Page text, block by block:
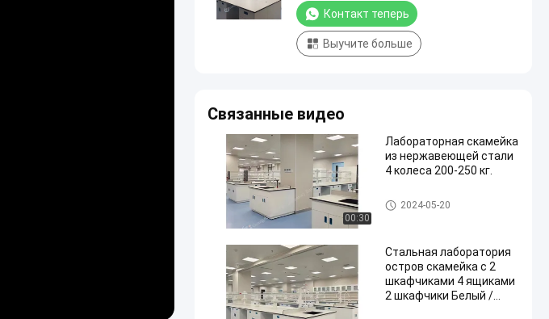
Контакт теперь
Выучите больше
Связанные видео
00:30
Лабораторная скамейка
из нержавеющей стали
4 колеса 200-250 кг.
Lab Island Bench
2024-05-20
Стальная лаборатория
остров скамейка с 2
шкафчиками 4 ящиками
2 шкафчики Белый /